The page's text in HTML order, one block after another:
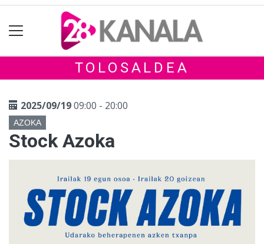
TOLOSALDEA
2025/09/1909:00 - 20:00
AZOKA
Stock Azoka